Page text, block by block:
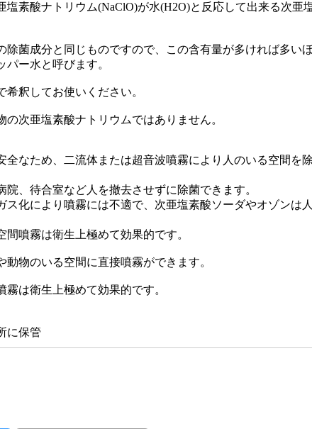
塩素酸ナトリウム(NaClO)が水(H2O)と反応して出来る次亜
除菌成分と同じものですので、この含有量が多ければ多い
パー水と呼びます。
希釈してお使いください。
次亜塩素酸ナトリウムではありません。
全なため、二流体または超音波噴霧により人のいる空間を
院、待合室など人を撤去させずに除菌できます。
ス化により噴霧には不適で、次亜塩素酸ソーダやオゾンは
間噴霧は衛生上極めて効果的です。
動物のいる空間に直接噴霧ができます。
霧は衛生上極めて効果的です。
に保管